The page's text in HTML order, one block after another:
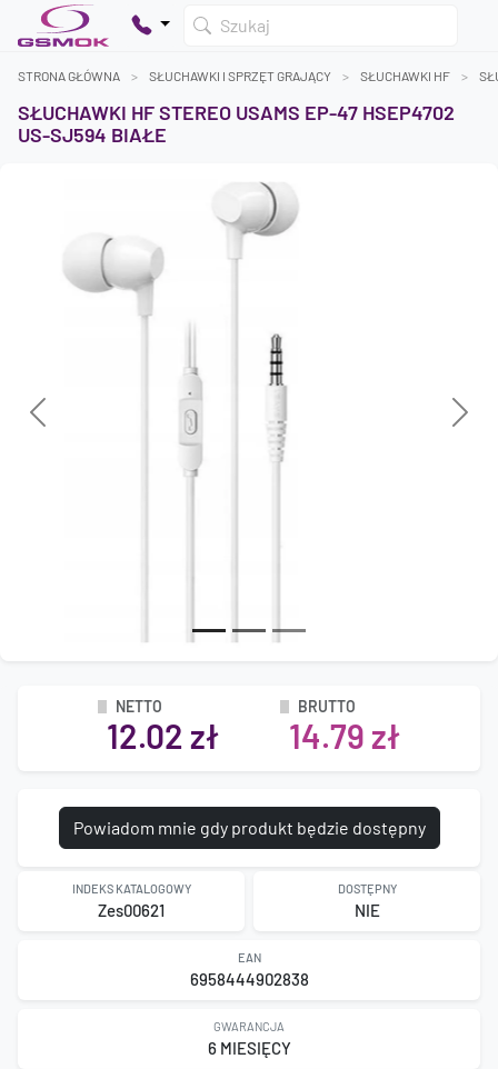
Szukaj
Dodaj produkty, aby kontynuować.
STRONA GŁÓWNA SŁUCHAWKI I SPRZĘT GRAJĄCY SŁUCHAWKI HF
SŁUCHAWKI HF STEREO USAMS EP-47 HSEP4702
US-SJ594 BIAŁE
Previous Next
NETTO
12.02 zł
BRUTTO
14.79 zł
Powiadom mnie gdy produkt będzie dostępny
INDEKS KATALOGOWY
Zes00621
DOSTĘPNY
NIE
EAN
6958444902838
GWARANCJA
6 MIESIĘCY